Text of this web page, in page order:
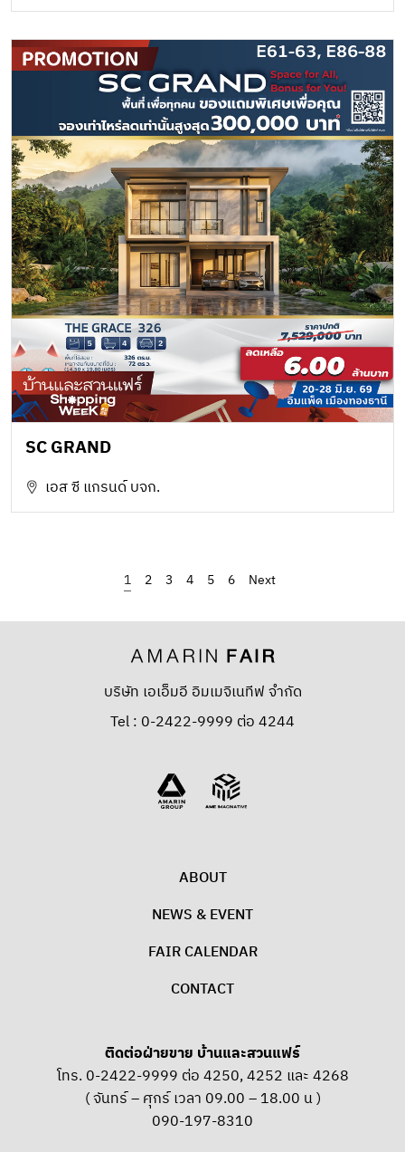
SC GRAND
เอส ซี แกรนด์ บจก.
1 2 3 4 5 6
บริษัท เอเอ็มอี อิมเมจิเนทีฟ จำกัด
Tel : 0-2422-9999 ต่อ 4244
ABOUT
NEWS & EVENT
FAIR CALENDAR
CONTACT
ติดต่อฝ่ายขาย บ้านและสวนแฟร์
โทร. 0-2422-9999 ต่อ 4250, 4252 และ 4268
( จันทร์ – ศุกร์ เวลา 09.00 – 18.00 น )
090-197-8310